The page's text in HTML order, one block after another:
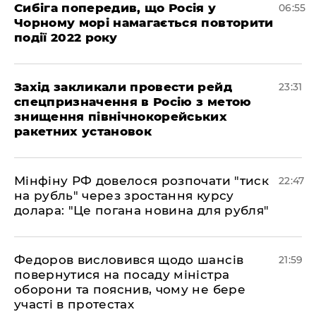
Сибіга попередив, що Росія у
Чорному морі намагається повторити
події 2022 року
06:55
​Захід закликали провести рейд
спецпризначення в Росію з метою
знищення північнокорейських
ракетних установок
23:31
​Мінфіну РФ довелося розпочати "тиск
на рубль" через зростання курсу
долара: "Це погана новина для рубля"
22:47
​Федоров висловився щодо шансів
повернутися на посаду міністра
оборони та пояснив, чому не бере
участі в протестах
21:59